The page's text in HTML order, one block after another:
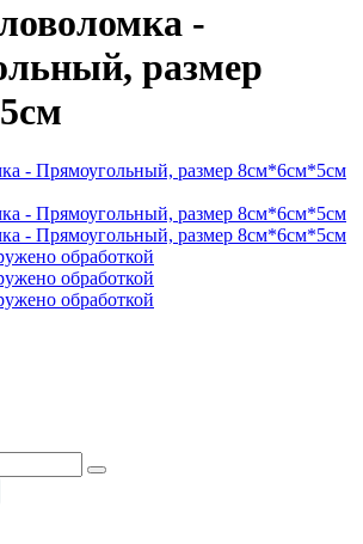
-
размер